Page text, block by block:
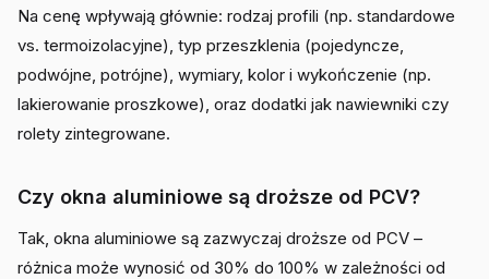
Na cenę wpływają głównie: rodzaj profili (np. standardowe
vs. termoizolacyjne), typ przeszklenia (pojedyncze,
podwójne, potrójne), wymiary, kolor i wykończenie (np.
lakierowanie proszkowe), oraz dodatki jak nawiewniki czy
rolety zintegrowane.
Czy okna aluminiowe są droższe od PCV?
Tak, okna aluminiowe są zazwyczaj droższe od PCV –
różnica może wynosić od 30% do 100% w zależności od